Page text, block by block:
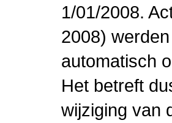
1/01/2008.
2008)
automatisch
Het betreft
wijziging van